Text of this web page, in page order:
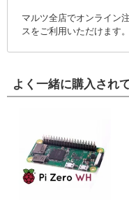
マルツ全店でオンライン
スをご利用いただけます。
よく一緒に購入され